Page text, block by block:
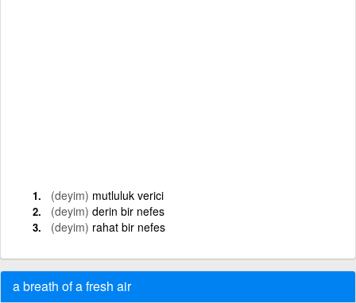
(deyim) mutluluk verici
(deyim) derin bir nefes
(deyim) rahat bir nefes
a breath of a fresh air